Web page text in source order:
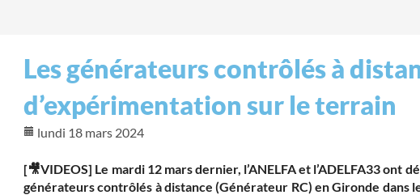
Les générateurs contrôlés à
d’expérimentation sur le terrain
lundi 18 mars 2024
[🎥VIDEOS] Le mardi 12 mars dernier, l’ANELFA et l’ADELFA33 ont
générateurs contrôlés à distance (Générateur RC) en Gironde dans